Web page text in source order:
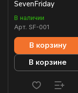
SevenFriday
В наличии
Арт. SF-001
В корзину
В корзине